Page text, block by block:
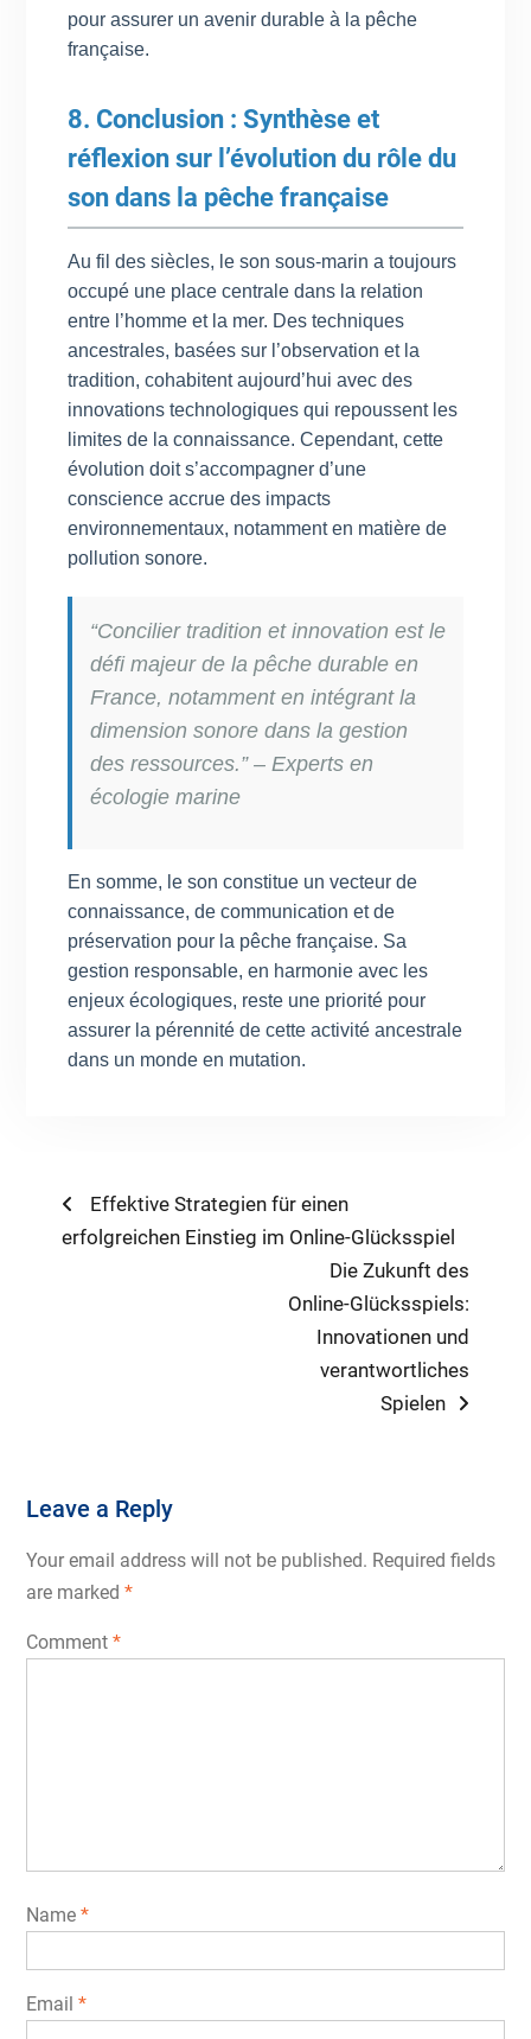
pour assurer un avenir durable à la pêche
française.
8. Conclusion : Synthèse et
réflexion sur l’évolution du rôle du
son dans la pêche française
Au fil des siècles, le son sous-marin a toujours
occupé une place centrale dans la relation
entre l’homme et la mer. Des techniques
ancestrales, basées sur l’observation et la
tradition, cohabitent aujourd’hui avec des
innovations technologiques qui repoussent les
limites de la connaissance. Cependant, cette
évolution doit s’accompagner d’une
conscience accrue des impacts
environnementaux, notamment en matière de
pollution sonore.
“Concilier tradition et innovation est le
défi majeur de la pêche durable en
France, notamment en intégrant la
dimension sonore dans la gestion
des ressources.” – Experts en
écologie marine
En somme, le son constitue un vecteur de
connaissance, de communication et de
préservation pour la pêche française. Sa
gestion responsable, en harmonie avec les
enjeux écologiques, reste une priorité pour
assurer la pérennité de cette activité ancestrale
dans un monde en mutation.
Post
navigation
Previous
post:
Effektive Strategien für einen
erfolgreichen Einstieg im Online-Glücksspiel
Next
post:
Die Zukunft des
Online-Glücksspiels:
Innovationen und
verantwortliches
Spielen
Leave a Reply
Your email address will not be published. Required fields
are marked *
Comment *
Name *
Email *